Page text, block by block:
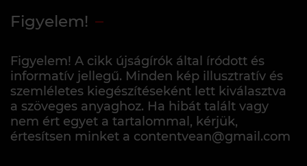
Figyelem!
Figyelem! A cikk újságírók által íródott és
informatív jellegű. Minden kép illusztratív és
szemléletes kiegészítéseként lett kiválasztva
a szöveges anyaghoz. Ha hibát talált vagy
nem ért egyet a tartalommal, kérjük,
értesítsen minket a contentvean@gmail.com